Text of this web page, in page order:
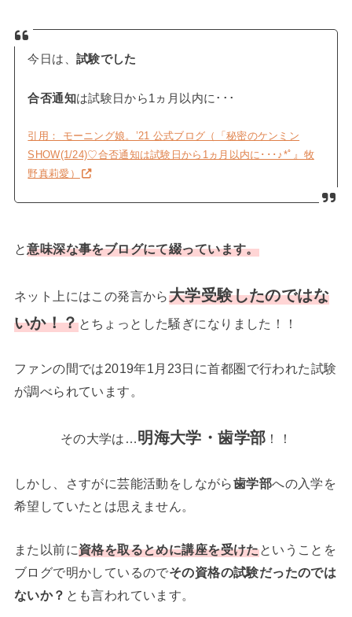
今日は、 試験でした
合否通知は試験日から1ヵ月以内に･･･
引用： モーニング娘。’21 公式ブログ（「秘密のケンミン
SHOW(1/24)♡合否通知は試験日から1ヵ月以内に･･･♪*ﾟ』牧
野真莉愛）
と意味深な事をブログにて綴っています。
ネット上にはこの発言から大学受験したのではな
いか！？とちょっとした騒ぎになりました！！
ファンの間では2019年1月23日に首都圏で行われた試験
が調べられています。
その大学は… 明海大学・歯学部 ！！
しかし、さすがに芸能活動をしながら歯学部への入学を
希望していたとは思えません。
また以前に資格を取るとめに講座を受けたということを
ブログで明かしているのでその資格の試験だったのでは
ないか？ とも言われています。